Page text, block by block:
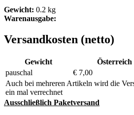
Gewicht: 0.2 kg
Warenausgabe:
Versandkosten (netto)
Gewicht Österreich
pauschal
€ 7,00
Auch bei mehreren Artikeln wird die
ein mal verrechnet
Ausschließlich Paketversand